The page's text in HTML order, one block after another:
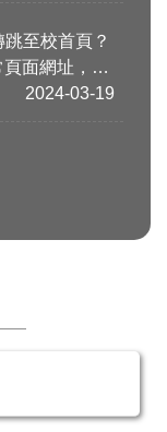
至校首頁？
面網址，若
2024-03-19